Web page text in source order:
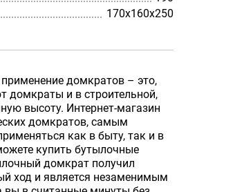
170х160х250
домкратов – это,
домкраты и в строительной,
высоту. Интернет-магазин
домкратов, самым
как в быту, так и в
купить бутылочные
домкрат получил
ход и является незаменимым